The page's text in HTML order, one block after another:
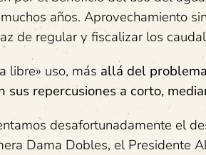
años. Aprovechamiento
de regular y fiscalizar los
libre» uso, más allá del
sus repercusiones a corto,
desafortunadamente el
Dama Dobles, el Presidente